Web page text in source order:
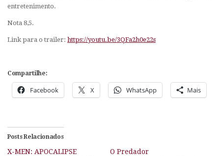
entretenimento.
Nota 8,5.
Link para o trailer: https://youtu.be/3QFa2h0e22s
Compartilhe:
Facebook X WhatsApp Mais
Posts Relacionados
X-MEN: APOCALIPSE
O Predador